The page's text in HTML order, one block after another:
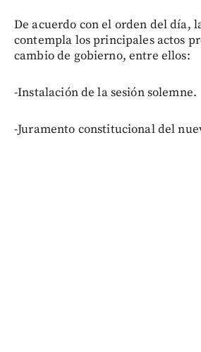
De acuerdo con el orden del día,
contempla los principales actos
cambio de gobierno, entre ellos:
-Instalación de la sesión solemne.
-Juramento constitucional del